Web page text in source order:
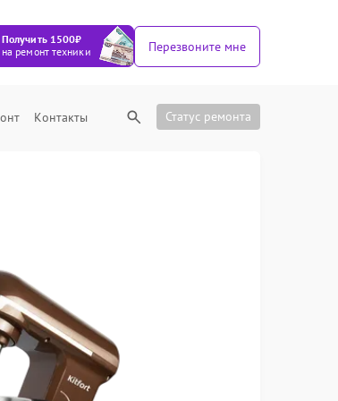
Получить 1500₽
на ремонт техники
Перезвоните мне
Контакты Статус ремонта